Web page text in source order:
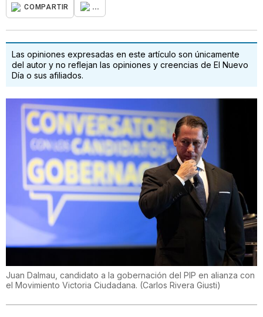
COMPARTIR ...
Las opiniones expresadas en este artículo son únicamente
del autor y no reflejan las opiniones y creencias de El Nuevo
Día o sus afiliados.
Juan Dalmau, candidato a la gobernación del PIP en alianza con
el Movimiento Victoria Ciudadana. (Carlos Rivera Giusti)